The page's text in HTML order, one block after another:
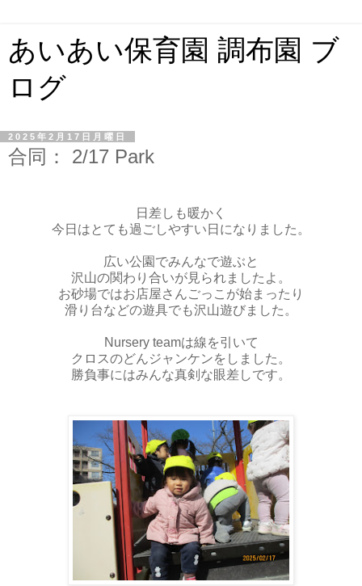
あいあい保育園 調布園 ブ
ログ
2025年2月17日月曜日
合同： 2/17 Park
日差しも暖かく
今日はとても過ごしやすい日になりました。
広い公園でみんなで遊ぶと
沢山の関わり合いが見られましたよ。
お砂場ではお店屋さんごっこが始まったり
滑り台などの遊具でも沢山遊びました。
Nursery teamは線を引いて
クロスのどんジャンケンをしました。
勝負事にはみんな真剣な眼差しです。